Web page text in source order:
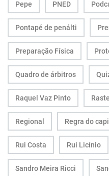
Pepe PNED
Pontapé de penálti
Preparação Física
Quadro de árbitros
Raquel Vaz Pinto
Regional Regra do
Rui Costa Rui Licínio
Sandro Meira Ricci